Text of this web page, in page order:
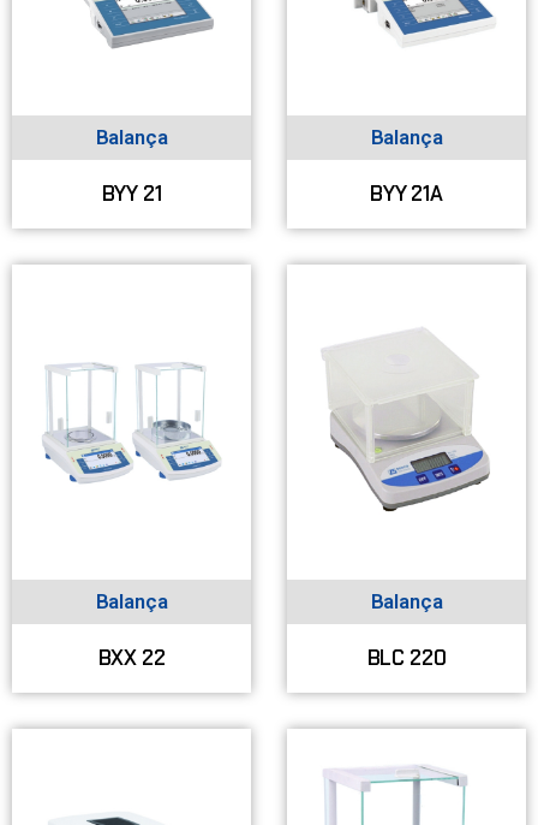
Balança
BYY 21
Balança
BYY 21A
Balança
BXX 22
Balança
BLC 220